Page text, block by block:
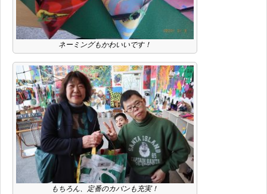
ネーミングもかわいいです！
もちろん、定番のカバンも充実！